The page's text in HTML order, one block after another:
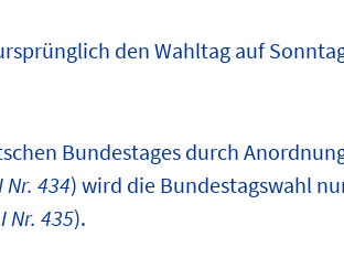
den Wahltag auf
Bundestages durch
Nr. 434) wird die Bundestagswahl
Nr. 435).